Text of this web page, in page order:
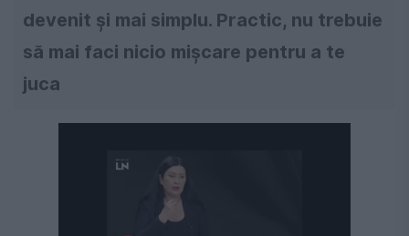
devenit şi mai simplu. Practic, nu trebuie
să mai faci nicio mişcare pentru a te
juca